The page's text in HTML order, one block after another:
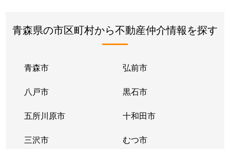
青森県の市区町村から不動産仲介情報を探す
青森市 弘前市
八戸市 黒石市
五所川原市 十和田市
三沢市 むつ市